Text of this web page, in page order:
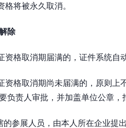
将被永久取消。
除
资格取消期届满的，证件系统自
资格取消期尚未届满的，原则
负责人审批，并加盖单位公章
的参展人员，由本人所在企业提